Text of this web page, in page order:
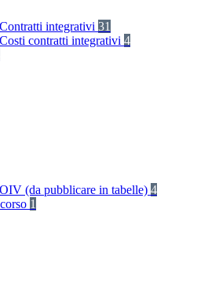
Contratti integrativi 31
Costi contratti integrativi 4
OIV (da pubblicare in tabelle) 4
1